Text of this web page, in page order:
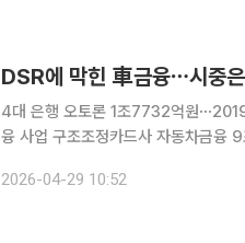
DSR에 막힌 車금융⋯시중
4대 은행 오토론 1조7732억원
융 사업 구조조정카드사 자동차금융 9조8302
론 잔액이 1조원대 후반까지 줄어든
2026-04-29 10:52